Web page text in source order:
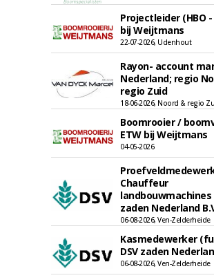
Projectleider (HBO -
bij Weijtmans
22-07-2026, Udenhout
Rayon- account
Nederland; regio
regio Zuid
18-06-2026, Noord & regio
Boomrooier /
ETW bij Weijtmans
04-05-2026
Chauffeur
landbouwmachines
zaden Nederland
06-08-2026, Ven-Zelderheide
Kasmedewerker
DSV zaden
06-08-2026, Ven-Zelderheide